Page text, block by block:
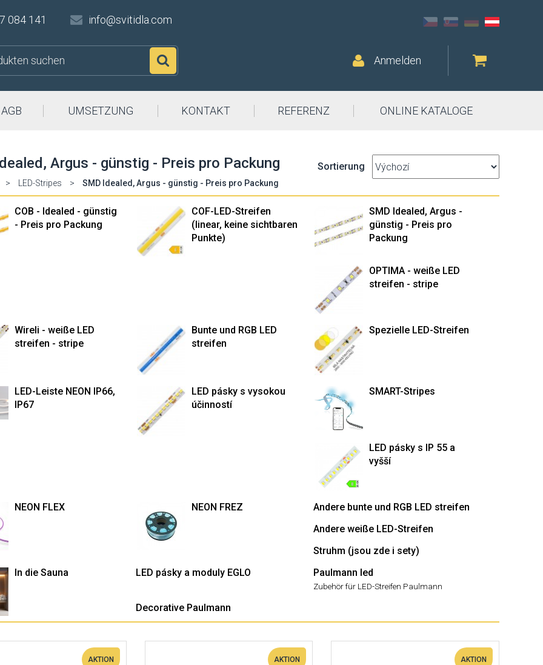
084 141 info@svitidla.com
Anmelden
AGB UMSETZUNG KONTAKT REFERENZ ONLINE KATALOGE
Argus - günstig - Preis pro Packung
> LED-Stripes > SMD Idealed, Argus - günstig - Preis pro Packung
Sortierung
COB - Idealed - günstig
- Preis pro Packung
COF-LED-Streifen
(linear, keine sichtbaren
Punkte)
SMD Idealed, Argus -
günstig - Preis pro
Packung
OPTIMA - weiße LED
streifen - stripe
Wireli - weiße LED
streifen - stripe
Bunte und RGB LED
streifen
Spezielle LED-Streifen
LED-Leiste NEON IP66,
IP67
LED pásky s vysokou
účinností
SMART-Stripes
LED pásky s IP 55 a
vyšší
NEON FLEX NEON FREZ
Andere bunte und RGB LED streifen
Andere weiße LED-Streifen
Struhm (jsou zde i sety)
In die Sauna
LED pásky a moduly EGLO Paulmann led
Zubehör für LED-Streifen Paulmann
Decorative Paulmann
AKTION AKTION AKTION